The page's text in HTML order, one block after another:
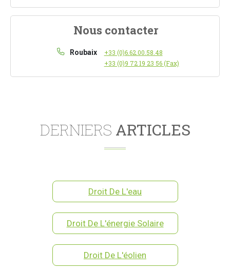
Nous contacter
Roubaix
+33 (0)6.62.00.58.48
+33 (0)9 72 19 23 56 (Fax)
DERNIERS ARTICLES
Droit De L'eau
Droit De L'énergie Solaire
Droit De L'éolien